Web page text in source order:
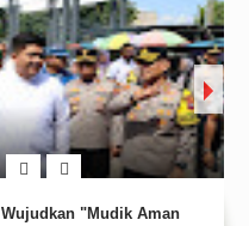
Polres Bintan Beri Bantuan